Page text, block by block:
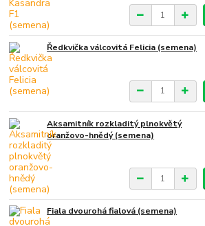
Ředkvička válcovitá Felicia (semena)
Aksamitník rozkladitý plnokvětý
oranžovo-hnědý (semena)
Fiala dvourohá fialová (semena)